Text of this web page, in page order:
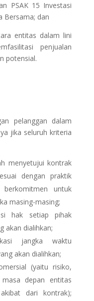
PSAK 15 Investasi
Bersama; dan
entitas dalam lini
penjualan
potensial.
pelanggan dalam
jika seluruh kriteria
menyetujui kontrak
dengan praktik
untuk
masing-masing;
hak setiap pihak
akan dialihkan;
jangka waktu
akan dialihkan;
(yaitu risiko,
depan entitas
dari kontrak);